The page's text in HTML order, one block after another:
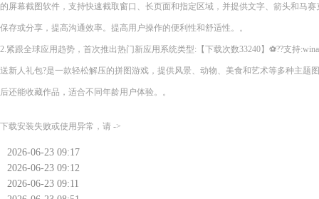
的屏幕截图软件，支持快速截取窗口、长页面和指定区域，并提供文字、箭头和马
保存或分享，提高沟通效率。提高用户操作的便利性和舒适性。。
2.紧跟全球应用趋势，首次推出热门新应用系统类型:【下载次数33240】⚽??支持
送新人礼包?是一款轻松解压的拼图游戏，提供风景、动物、美食和艺术等多种主题
后还能收藏作品，适合不同年龄用户体验。。
下载安装失败或使用异常，请 ->
2026-06-23 09:17
2026-06-23 09:12
2026-06-23 09:11